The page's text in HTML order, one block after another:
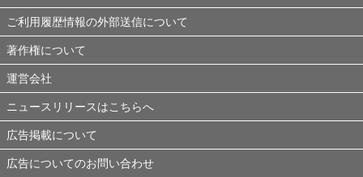
ご利用履歴情報の外部送信について
著作権について
運営会社
ニュースリリースはこちらへ
広告掲載について
広告についてのお問い合わせ